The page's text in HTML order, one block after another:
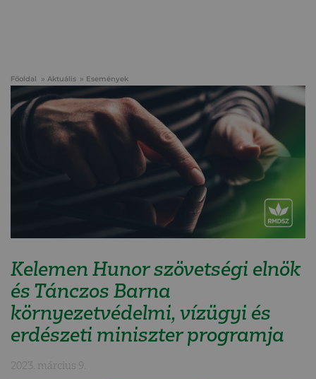
Főoldal Aktuális Események
Kelemen Hunor szövetségi elnök
és Tánczos Barna
környezetvédelmi, vízügyi és
erdészeti miniszter programja
2023. március 9.